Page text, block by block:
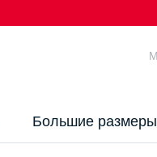
Большие размеры